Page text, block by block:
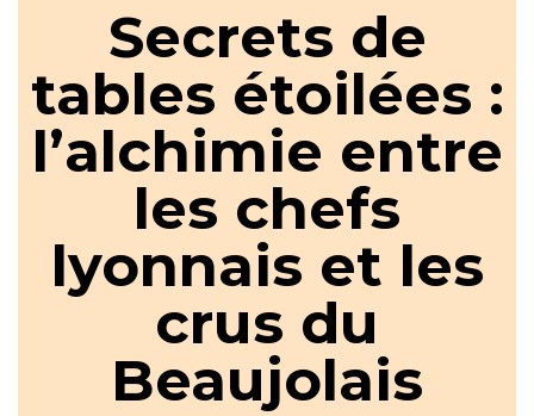
Secrets de
tables étoilées :
l’alchimie entre
les chefs
lyonnais et les
crus du
Beaujolais